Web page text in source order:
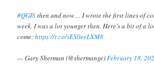
#QGISthen and now… I wrote the first lines of
week. I was a lot younger then. Here’s a bit of a
come:https://t.co/sES0eeLXM8
— Gary Sherman (@shermange)February 18,